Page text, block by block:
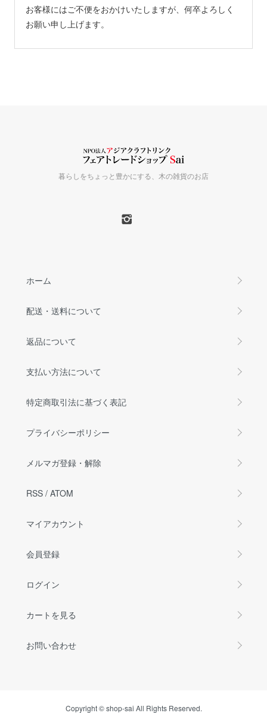
お客様にはご不便をおかけいたしますが、何卒よろしく
お願い申し上げます。
暮らしをちょっと豊かにする、木の雑貨のお店
ホーム
配送・送料について
返品について
支払い方法について
特定商取引法に基づく表記
プライバシーポリシー
メルマガ登録・解除
RSS / ATOM
マイアカウント
会員登録
ログイン
カートを見る
お問い合わせ
Copyright © shop-sai All Rights Reserved.